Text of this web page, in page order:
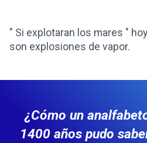
" Si explotaran los mares "
son explosiones de vapor.
¿Cómo un
1400 años pudo